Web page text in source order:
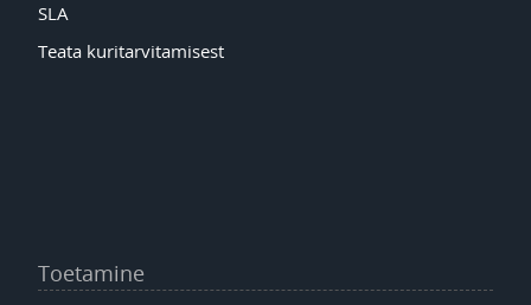
SLA
Teata kuritarvitamisest
Toetamine